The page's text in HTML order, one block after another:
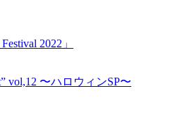
2022」
vol,12 〜ハロウィンSP〜